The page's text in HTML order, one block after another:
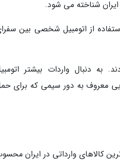
ایران شناخته می شود.
طور که به نظر می رسد ورود اولین اتومبیل به ایران باعث شد که تا سال 1289 استفاده از اتومبیل شخصی بین
به دنبال واردات بیشتر
معروف به دور سیمی که برای
در سال 1300 اتومبیل یکی از اصلی ترین کالاهای وارداتی در ایران